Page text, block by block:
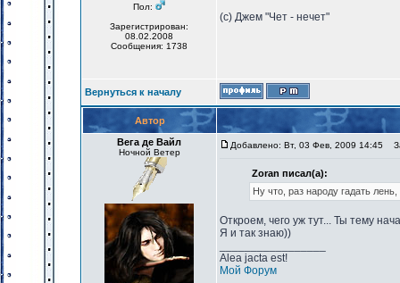
Пол:
Зарегистрирован:
08.02.2008
Сообщения: 1738
(с) Джем "Чет - нечет"
Вернуться к началу
Автор
Вега де Вайл
Ночной Ветер
Добавлено: Вт, 03 Фев, 2009 14:45
Zoran писал(а):
Ну что, раз народу гадать
Откроем, чего уж тут... Ты тему
Я и так знаю))
Alea jacta est!
Мой Форум